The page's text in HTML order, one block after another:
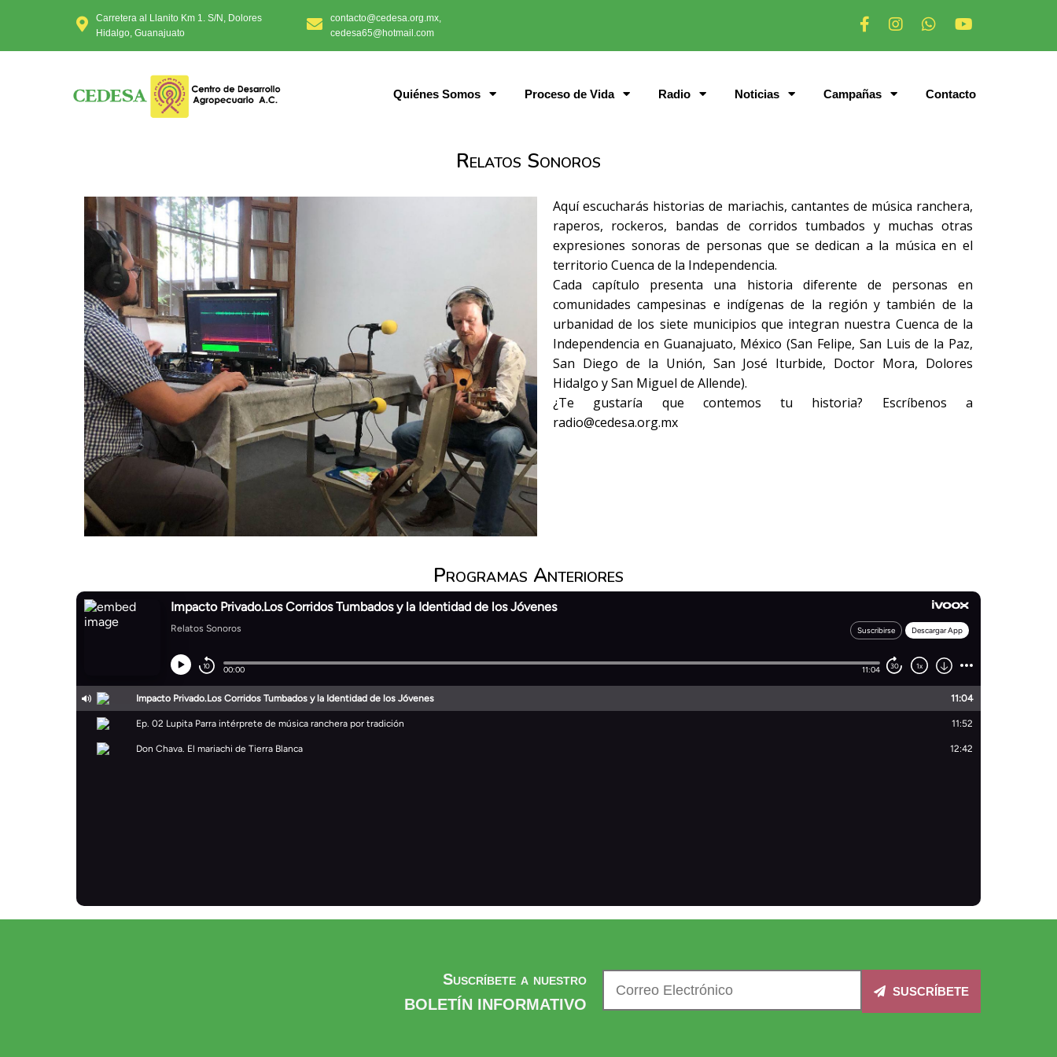
Carretera al Llanito Km 1. S/N, Dolores
Hidalgo, Guanajuato
contacto@cedesa.org.mx,
cedesa65@hotmail.com
Quiénes Somos Proceso de Vida Radio Noticias Campañas Contacto
Relatos Sonoros
Aquí escucharás historias de mariachis, cantantes de música ranchera,
raperos, rockeros, bandas de corridos tumbados y muchas otras
expresiones sonoras de personas que se dedican a la música en el
territorio Cuenca de la Independencia.
Cada capítulo presenta una historia diferente de personas en
comunidades campesinas e indígenas de la región y también de la
urbanidad de los siete municipios que integran nuestra Cuenca de la
Independencia en Guanajuato, México (San Felipe, San Luis de la Paz,
San Diego de la Unión, San José Iturbide, Doctor Mora, Dolores
Hidalgo y San Miguel de Allende).
¿Te gustaría que contemos tu historia? Escríbenos a
radio@cedesa.org.mx
Programas Anteriores
Suscríbete a nuestro
BOLETÍN INFORMATIVO
SUSCRÍBETE